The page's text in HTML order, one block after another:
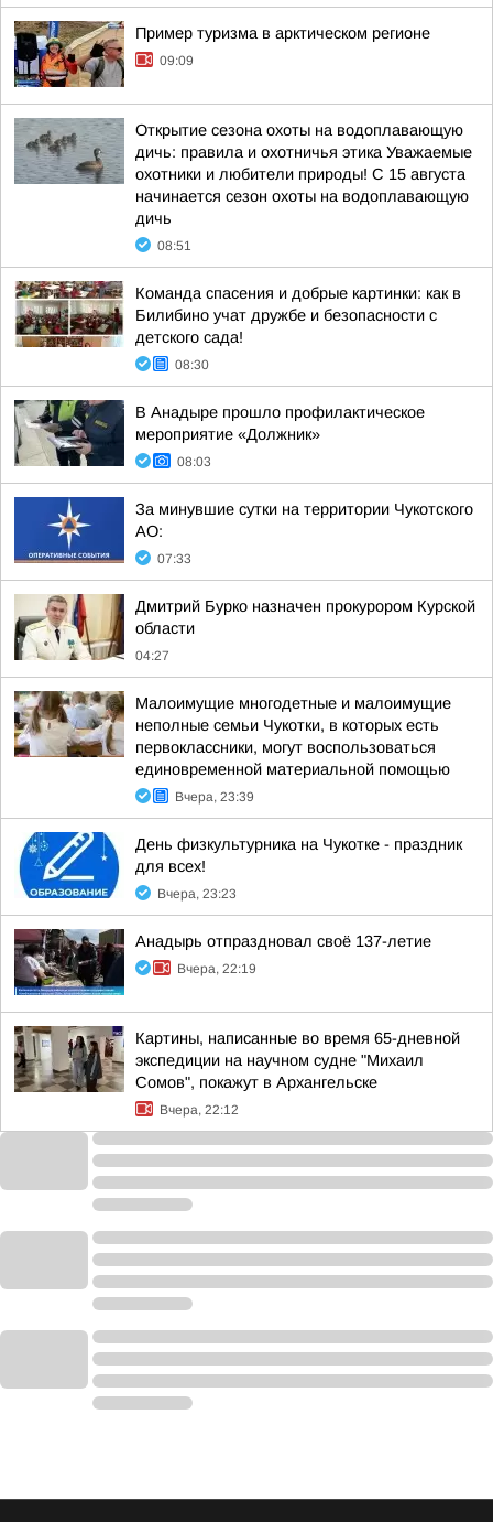
Пример туризма в арктическом регионе
09:09
Открытие сезона охоты на водоплавающую
дичь: правила и охотничья этика Уважаемые
охотники и любители природы! С 15 августа
начинается сезон охоты на водоплавающую
дичь
08:51
Команда спасения и добрые картинки: как в
Билибино учат дружбе и безопасности с
детского сада!
08:30
В Анадыре прошло профилактическое
мероприятие «Должник»
08:03
За минувшие сутки на территории Чукотского
АО:
07:33
Дмитрий Бурко назначен прокурором Курской
области
04:27
Малоимущие многодетные и малоимущие
неполные семьи Чукотки, в которых есть
первоклассники, могут воспользоваться
единовременной материальной помощью
Вчера, 23:39
День физкультурника на Чукотке - праздник
для всех!
Вчера, 23:23
Анадырь отпраздновал своё 137-летие
Вчера, 22:19
Картины, написанные во время 65-дневной
экспедиции на научном судне "Михаил
Сомов", покажут в Архангельске
Вчера, 22:12